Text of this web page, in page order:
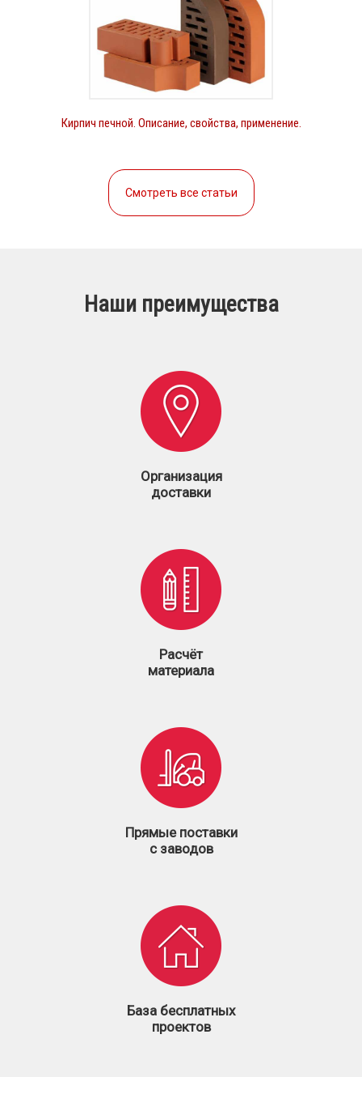
Кирпич печной. Описание, свойства, применение.
Смотреть все статьи
Наши преимущества
Организация
доставки
Расчёт
материала
Прямые поставки
с заводов
База бесплатных
проектов